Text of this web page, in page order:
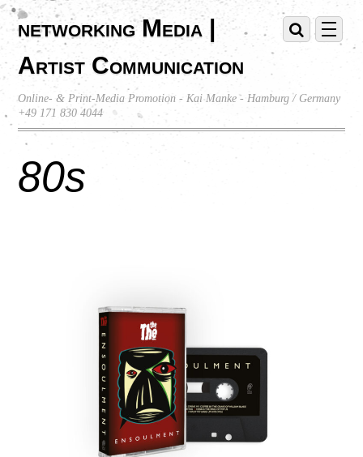
networking Media |
Artist Communication
Online- & Print-Media Promotion - Kai Manke - Hamburg / Germany
+49 171 830 4044
80s